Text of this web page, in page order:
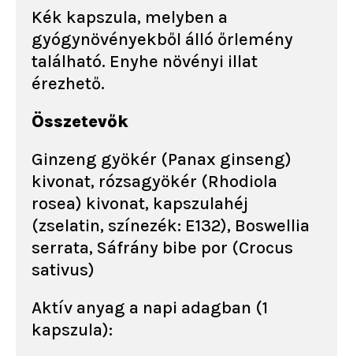
Kék kapszula, melyben a
gyógynövényekből álló őrlemény
található. Enyhe növényi illat
érezhető.
Összetevők
Ginzeng gyökér (Panax ginseng)
kivonat, rózsagyökér (Rhodiola
rosea) kivonat, kapszulahéj
(zselatin, színezék: E132), Boswellia
serrata, Sáfrány bibe por (Crocus
sativus)
Aktív anyag a napi adagban (1
kapszula):